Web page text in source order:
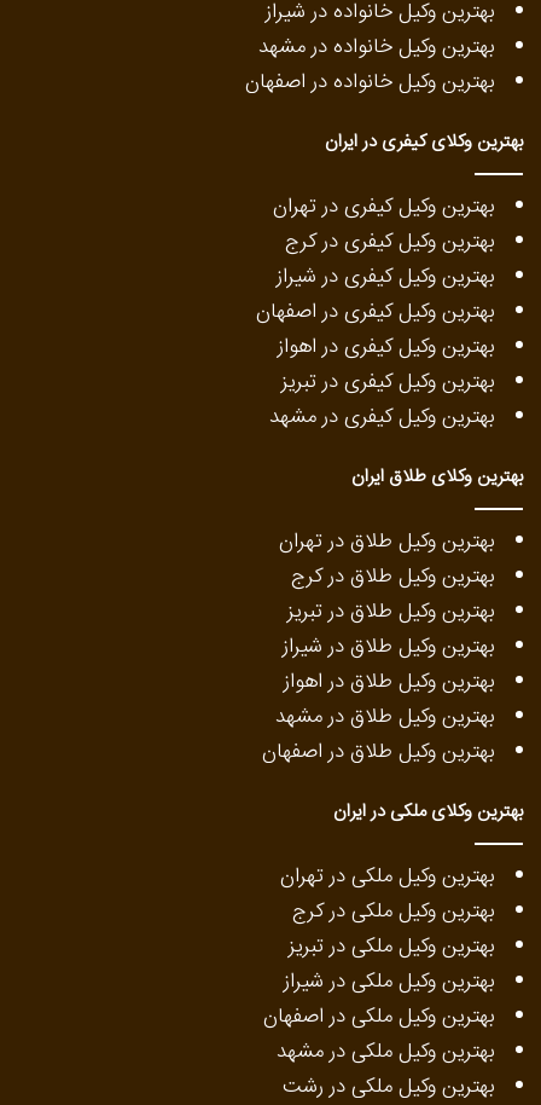
بهترین وکیل خانواده در شیراز
بهترین وکیل خانواده در مشهد
بهترین وکیل خانواده در اصفهان
بهترین وکلای کیفری در ایران
بهترین وکیل کیفری در تهران
بهترین وکیل کیفری در کرج
بهترین وکیل کیفری در شیراز
بهترین وکیل کیفری در اصفهان
بهترین وکیل کیفری در اهواز
بهترین وکیل کیفری در تبریز
بهترین وکیل کیفری در مشهد
بهترین وکلای طلاق ایران
بهترین وکیل طلاق در تهران
بهترین وکیل طلاق در کرج
بهترین وکیل طلاق در تبریز
بهترین وکیل طلاق در شیراز
بهترین وکیل طلاق در اهواز
بهترین وکیل طلاق در مشهد
بهترین وکیل طلاق در اصفهان
بهترین وکلای ملکی در ایران
بهترین وکیل ملکی در تهران
بهترین وکیل ملکی در کرج
بهترین وکیل ملکی در تبریز
بهترین وکیل ملکی در شیراز
بهترین وکیل ملکی در اصفهان
بهترین وکیل ملکی در مشهد
بهترین وکیل ملکی در رشت